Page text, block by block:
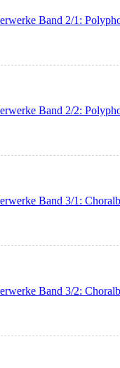
Band 2/1:
Band 2/2:
Band 3/1:
Band 3/2: